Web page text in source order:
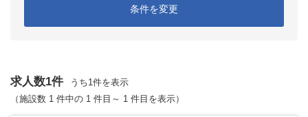
条件を変更
求人数1件
うち1件を表示
（施設数 1 件中の 1 件目～ 1 件目を表示）